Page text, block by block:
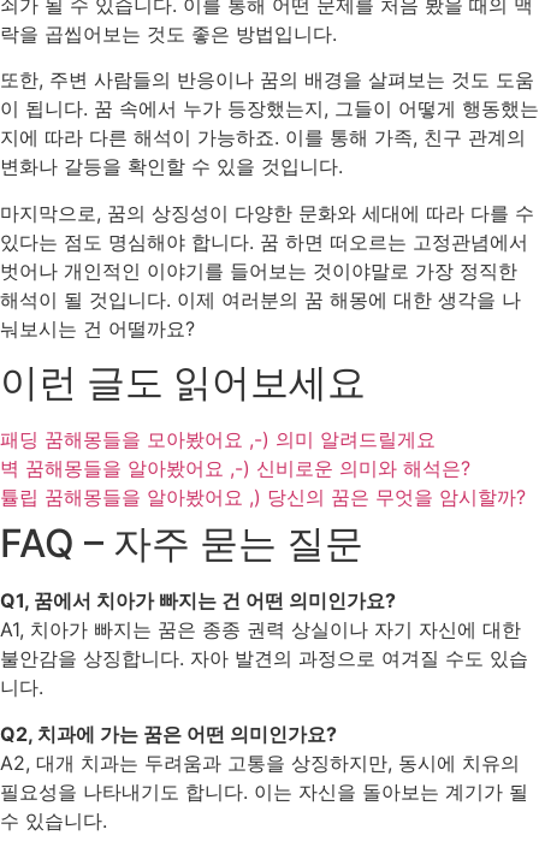
쇠가 될 수 있습니다. 이를 통해 어떤 문제를 처음 봤을 때의 맥
락을 곱씹어보는 것도 좋은 방법입니다.
또한, 주변 사람들의 반응이나 꿈의 배경을 살펴보는 것도 도움
이 됩니다. 꿈 속에서 누가 등장했는지, 그들이 어떻게 행동했는
지에 따라 다른 해석이 가능하죠. 이를 통해 가족, 친구 관계의
변화나 갈등을 확인할 수 있을 것입니다.
마지막으로, 꿈의 상징성이 다양한 문화와 세대에 따라 다를 수
있다는 점도 명심해야 합니다. 꿈 하면 떠오르는 고정관념에서
벗어나 개인적인 이야기를 들어보는 것이야말로 가장 정직한
해석이 될 것입니다. 이제 여러분의 꿈 해몽에 대한 생각을 나
눠보시는 건 어떨까요?
이런 글도 읽어보세요
패딩 꿈해몽들을 모아봤어요 ,-) 의미 알려드릴게요
벽 꿈해몽들을 알아봤어요 ,-) 신비로운 의미와 해석은?
튤립 꿈해몽들을 알아봤어요 ,) 당신의 꿈은 무엇을 암시할까?
FAQ – 자주 묻는 질문
Q1, 꿈에서 치아가 빠지는 건 어떤 의미인가요?
A1, 치아가 빠지는 꿈은 종종 권력 상실이나 자기 자신에 대한
불안감을 상징합니다. 자아 발견의 과정으로 여겨질 수도 있습
니다.
Q2, 치과에 가는 꿈은 어떤 의미인가요?
A2, 대개 치과는 두려움과 고통을 상징하지만, 동시에 치유의
필요성을 나타내기도 합니다. 이는 자신을 돌아보는 계기가 될
수 있습니다.